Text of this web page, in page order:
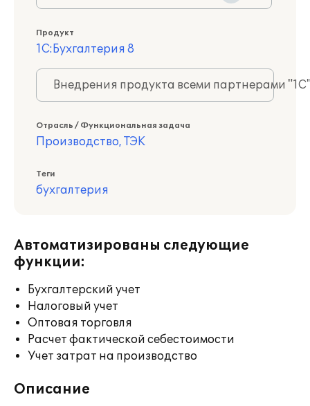
Продукт
1С:Бухгалтерия 8
Внедрения продукта всеми партнерами
Отрасль / Функциональная задача
Производство, ТЭК
Теги
бухгалтерия
Автоматизированы следующие
функции:
Бухгалтерский учет
Налоговый учет
Оптовая торговля
Расчет фактической себестоимости
Учет затрат на производство
Описание